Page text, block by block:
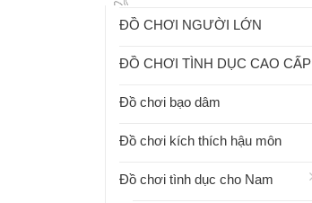
ĐỒ CHƠI NGƯỜI LỚN
ĐỒ CHƠI TÌNH DỤC CAO CẤP
Đồ chơi bạo dâm
Đồ chơi kích thích hậu môn
Đồ chơi tình dục cho Nam